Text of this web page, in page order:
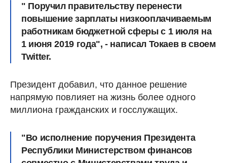
" Поручил правительству перенести
повышение зарплаты низкооплачиваемым
работникам бюджетной сферы с 1 июля на
1 июня 2019 года", - написал Токаев в своем
Twitter.
Президент добавил, что данное решение
напрямую повлияет на жизнь более одного
миллиона гражданских и госслужащих.
"Во исполнение поручения Президента
Республики Министерством финансов